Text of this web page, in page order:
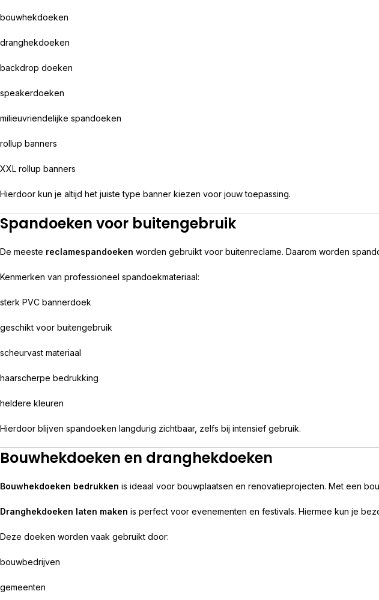
bouwhekdoeken
dranghekdoeken
backdrop doeken
speakerdoeken
milieuvriendelijke spandoeken
rollup banners
XXL rollup banners
Hierdoor kun je altijd het juiste type banner kiezen voor jouw toepassing.
Spandoeken voor buitengebruik
De meeste reclamespandoeken worden gebruikt voor buitenreclame. Daarom worden
Kenmerken van professioneel spandoekmateriaal:
sterk PVC bannerdoek
geschikt voor buitengebruik
scheurvast materiaal
haarscherpe bedrukking
heldere kleuren
Hierdoor blijven spandoeken langdurig zichtbaar, zelfs bij intensief gebruik.
Bouwhekdoeken en dranghekdoeken
Bouwhekdoeken bedrukken is ideaal voor bouwplaatsen en renovatieprojecten. Met een
Dranghekdoeken laten maken is perfect voor evenementen en festivals. Hiermee kun je
Deze doeken worden vaak gebruikt door:
bouwbedrijven
gemeenten